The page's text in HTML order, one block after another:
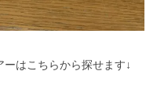
はこちらから探せます↓